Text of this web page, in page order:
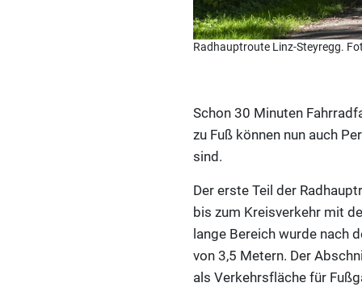
Radhauptroute Linz-Steyregg.
Schon 30 Minuten
zu Fuß können nun auch
sind.
Der erste Teil der
bis zum Kreisverkehr mit
lange Bereich wurde nach
von 3,5 Metern. Der
als Verkehrsfläche für